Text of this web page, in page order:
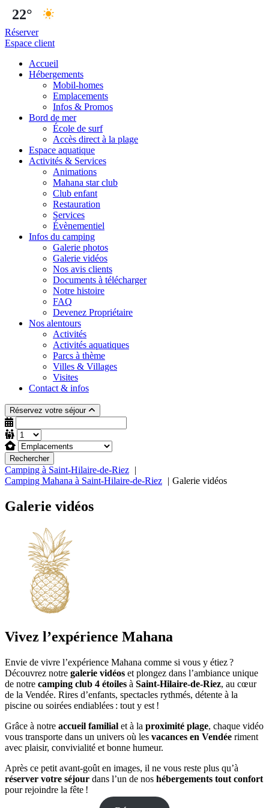
22°
Réserver
Espace client
Accueil
Hébergements
Mobil-homes
Emplacements
Infos & Promos
Bord de mer
École de surf
Accès direct à la plage
Espace aquatique
Activités & Services
Animations
Mahana star club
Club enfant
Restauration
Services
Évènementiel
Infos du camping
Galerie photos
Galerie vidéos
Nos avis clients
Documents à télécharger
Notre histoire
FAQ
Devenez Propriétaire
Nos alentours
Activités
Activités aquatiques
Parcs à thème
Villes & Villages
Visites
Contact & infos
Réservez votre séjour
Rechercher
Camping à Saint-Hilaire-de-Riez
Camping Mahana à Saint-Hilaire-de-Riez
Galerie vidéos
Galerie vidéos
Vivez l’expérience Mahana
Envie de vivre l’expérience Mahana comme si vous y étiez ?
Découvrez notre galerie vidéos et plongez dans l’ambiance unique
de notre camping club 4 étoiles à Saint‑Hilaire‑de‑Riez, au cœur
de la Vendée. Rires d’enfants, spectacles rythmés, détente à la
piscine ou soirées endiablées : tout y est !
Grâce à notre accueil familial et à la proximité plage, chaque vidéo
vous transporte dans un univers où les vacances en Vendée riment
avec plaisir, convivialité et bonne humeur.
Après ce petit avant-goût en images, il ne vous reste plus qu’à
réserver votre séjour dans l’un de nos hébergements tout confort
pour rejoindre la fête !